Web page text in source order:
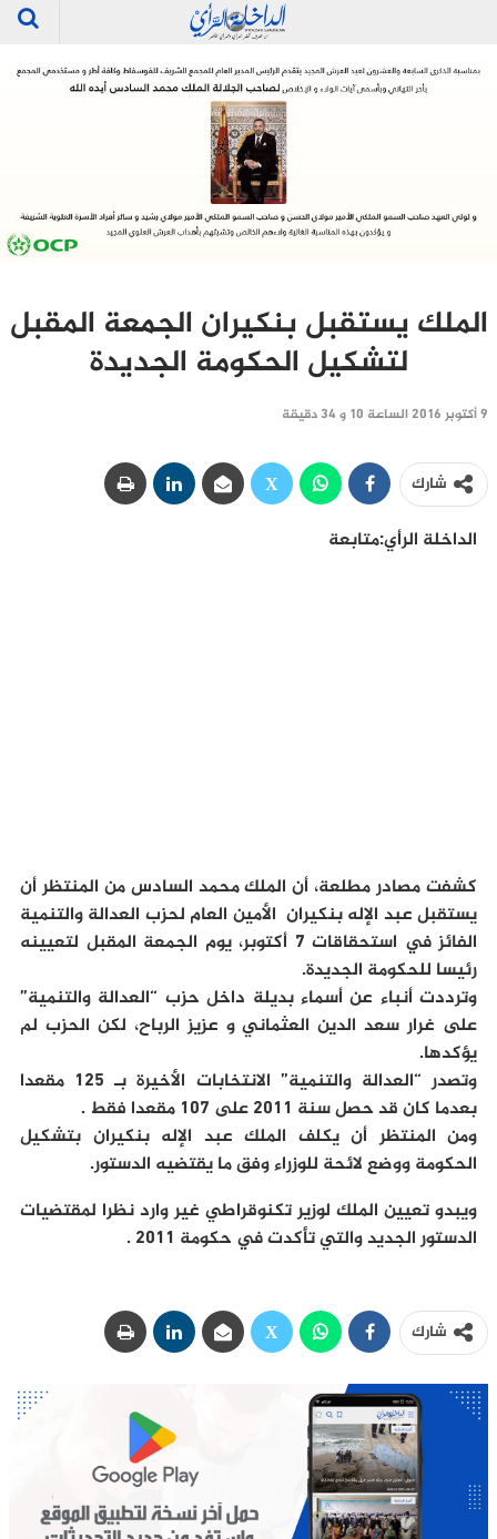
الملك يستقبل بنكيران الجمعة المقبل
لتشكيل الحكومة الجديدة
9 أكتوبر 2016 الساعة 10 و 34 دقيقة
شارك
الداخلة الرأي:متابعة
كشفت مصادر مطلعة، أن الملك محمد السادس من المنتظر أن
يستقبل عبد الإله بنكيران الأمين العام لحزب العدالة والتنمية
الفائز في استحقاقات 7 أكتوبر، يوم الجمعة المقبل لتعيينه
رئيسا للحكومة الجديدة.
وترددت أنباء عن أسماء بديلة داخل حزب “العدالة والتنمية”
على غرار سعد الدين العثماني و عزيز الرباح، لكن الحزب لم
يؤكدها.
وتصدر “العدالة والتنمية” الانتخابات الأخيرة بـ 125 مقعدا
بعدما كان قد حصل سنة 2011 على 107 مقعدا فقط .
ومن المنتظر أن يكلف الملك عبد الإله بنكيران بتشكيل
الحكومة ووضع لائحة للوزراء وفق ما يقتضيه الدستور.
ويبدو تعيين الملك لوزير تكنوقراطي غير وارد نظرا لمقتضيات
الدستور الجديد والتي تأكدت في حكومة 2011 .
شارك